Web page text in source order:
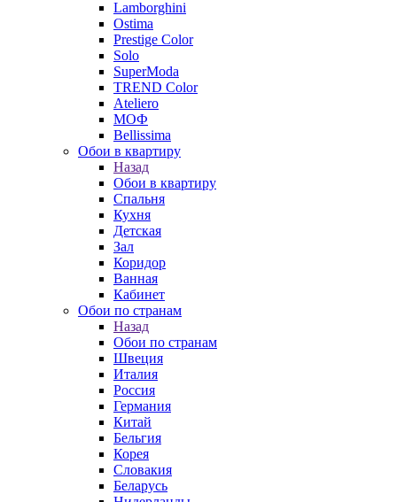
Lamborghini
Ostima
Prestige Color
Solo
SuperModa
TREND Color
Ateliero
МОФ
Bellissima
Обои в квартиру
Назад
Обои в квартиру
Спальня
Кухня
Детская
Зал
Коридор
Ванная
Кабинет
Обои по странам
Назад
Обои по странам
Швеция
Италия
Россия
Германия
Китай
Бельгия
Корея
Словакия
Беларусь